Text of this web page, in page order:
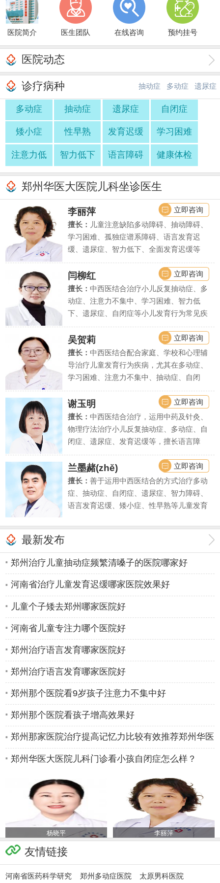
医院简介 医生团队 在线咨询 预约挂号
医院动态
诊疗病种 抽动症
·
多动症
·
遗尿症
多动症 抽动症 遗尿症 自闭症
矮小症 性早熟 发育迟缓 学习困难
注意力低 智力低下 语言障碍 健康体检
郑州华医大医院儿科坐诊医生
李丽萍
擅长： 儿童注意缺陷多动障碍、抽动障碍、
学习困难、孤独症谱系障碍、语言发育迟
缓、遗尿症、智力低下、全面发育迟缓等
立即咨询
闫柳红
擅长： 中西医结合治疗小儿反复抽动症、多
动症、注意力不集中、学习困难、智力低
下、遗尿症、自闭症等小儿发育行为常见疾
病、疑难疾病的诊治.
立即咨询
吴贺莉
擅长： 中西医结合配合家庭、学校和心理辅
导治疗儿童发育行为疾病，尤其在多动症、
学习困难、注意力不集中、抽动症、自闭
症、语言发育迟缓、智力低下、精神发育迟
缓、遗尿症等疾病上疗效显著。
立即咨询
谢玉明
擅长： 中西医结合治疗，运用中药及针灸、
物理疗法治疗小儿反复抽动症、多动症、自
闭症、遗尿症、发育迟缓等，擅长语言障
碍、学习困难、智力低下等疾病的诊断评估
和干预治疗。
立即咨询
兰墨赭(zhě)
擅长： 善于运用中西医结合的方式治疗多动
症、抽动症、自闭症、遗尿症、智力障碍、
语言发育迟缓、矮小症、性早熟等儿童发育
儿童注意力不集中、学习困难、脾气暴躁、
立即咨询
最新发布
郑州治疗儿童抽动症频繁清嗓子的医院哪家好
河南省治疗儿童发育迟缓哪家医院效果好
儿童个子矮去郑州哪家医院好
河南省儿童专注力哪个医院好
郑州治疗语言发育哪家医院好
郑州治疗语言发育哪家医院好
郑州那个医院看9岁孩子注意力不集中好
郑州那个医院看孩子增高效果好
郑州那家医院治疗提高记忆力比较有效推荐郑州华医
大医院儿科
郑州华医大医院儿科门诊看小孩自闭症怎么样？
杨晓平 李丽萍
友情链接
河南省医药科学研究 郑州多动症医院 太原男科医院